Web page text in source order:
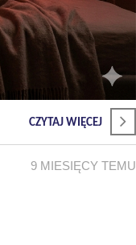
CZYTAJ WIĘCEJ
9 MIESIĘCY TEMU